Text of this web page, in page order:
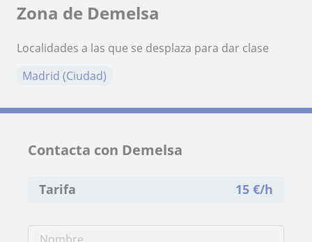
Zona de Demelsa
Localidades a las que se desplaza para dar clase
Madrid (Ciudad)
Contacta con Demelsa
Tarifa 15 €/h